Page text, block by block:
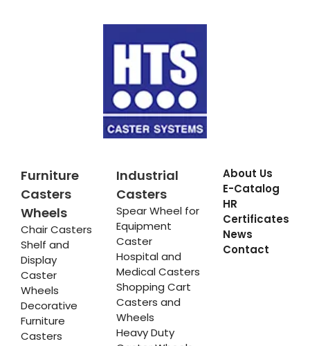
Furniture
Casters
Wheels
Chair Casters
Shelf and
Display
Caster
Wheels
Decorative
Furniture
Casters
Industrial
Casters
Spear Wheel for
Equipment
Caster
Hospital and
Medical Casters
Shopping Cart
Casters and
Wheels
Heavy Duty
About Us
E-Catalog
HR
Certificates
News
Contact